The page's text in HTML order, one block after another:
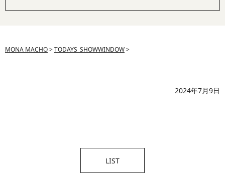
MONA MACHO>TODAYS_SHOWWINDOW>
2024年7月9日
LIST